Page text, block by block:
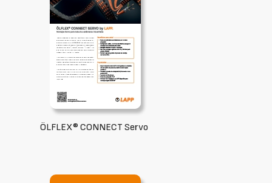
ÖLFLEX® CONNECT Servo